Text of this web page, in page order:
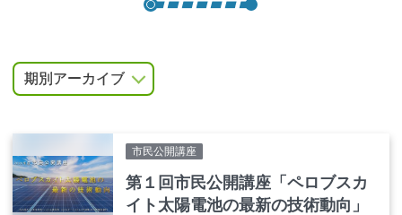
市民公開講座
第１回市民公開講座「ペロブスカ
イト太陽電池の最新の技術動向」